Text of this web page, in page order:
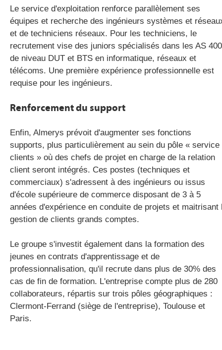
Le service d'exploitation renforce parallèlement ses
équipes et recherche des ingénieurs systèmes et
et de techniciens réseaux. Pour les techniciens, le
recrutement vise des juniors spécialisés dans les AS
de niveau DUT et BTS en informatique, réseaux et
télécoms. Une première expérience professionnelle est
requise pour les ingénieurs.
Renforcement du support
Enfin, Almerys prévoit d'augmenter ses fonctions
supports, plus particulièrement au sein du pôle « service
clients » où des chefs de projet en charge de la relation
client seront intégrés. Ces postes (techniques et
commerciaux) s'adressent à des ingénieurs ou issus
d'école supérieure de commerce disposant de 3 à 5
années d'expérience en conduite de projets et maitrisant
gestion de clients grands comptes.
Le groupe s'investit également dans la formation des
jeunes en contrats d'apprentissage et de
professionnalisation, qu'il recrute dans plus de 30% des
cas de fin de formation. L'entreprise compte plus de 280
collaborateurs, répartis sur trois pôles géographiques :
Clermont-Ferrand (siège de l'entreprise), Toulouse et
Paris.